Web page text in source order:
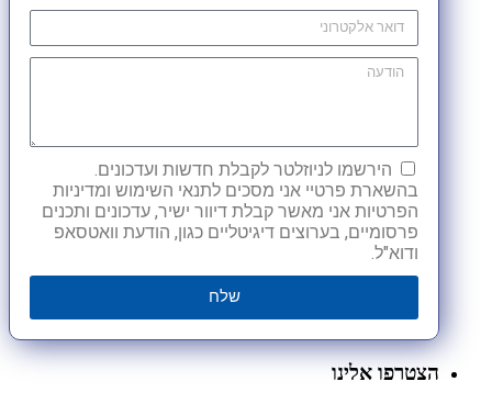
הירשמו לניוזלטר לקבלת חדשות ועדכונים.
בהשארת פרטיי אני מסכים לתנאי השימוש ומדיניות
הפרטיות אני מאשר קבלת דיוור ישיר, עדכונים ותכנים
פרסומיים, בערוצים דיגיטליים כגון, הודעת וואטסאפ
ודוא"ל.
שלח
הצטרפו אלינו